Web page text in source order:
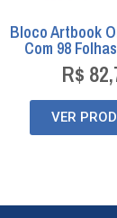
Bloco Artbook
Com 98
R$
VER